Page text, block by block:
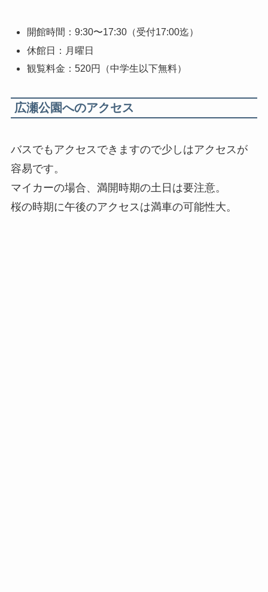
開館時間：9:30〜17:30（受付17:00迄）
休館日：月曜日
観覧料金：520円（中学生以下無料）
広瀬公園へのアクセス
バスでもアクセスできますので少しはアクセスが
容易です。
マイカーの場合、満開時期の土日は要注意。
桜の時期に午後のアクセスは満車の可能性大。